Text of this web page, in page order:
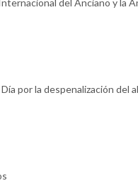
del Anciano y la
por la despenalización del